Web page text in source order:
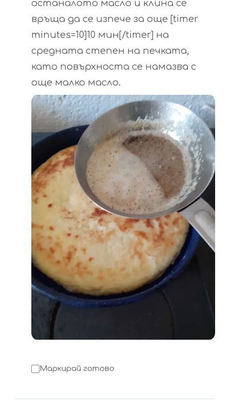
останалото масло и клина се
връща да се изпече за още [timer
minutes=10]10 мин[/timer] на
средната степен на печката,
като повърхноста се намазва с
още малко масло.
Маркирай готово